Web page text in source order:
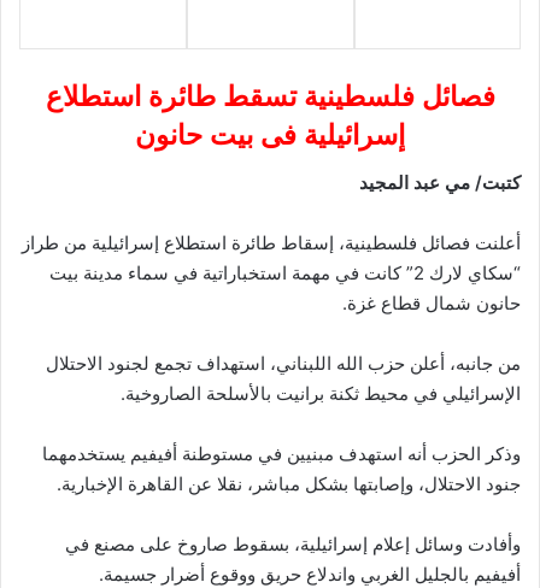
فصائل فلسطينية تسقط طائرة استطلاع
إسرائيلية فى بيت حانون
كتبت/ مي عبد المجيد
أعلنت فصائل فلسطينية، إسقاط طائرة استطلاع إسرائيلية من طراز
“سكاي لارك 2” كانت في مهمة استخباراتية في سماء مدينة بيت
حانون شمال قطاع غزة.
من جانبه، أعلن حزب الله اللبناني، استهداف تجمع لجنود الاحتلال
الإسرائيلي في محيط ثكنة برانيت بالأسلحة الصاروخية.
وذكر الحزب أنه استهدف مبنيين في مستوطنة أفيفيم يستخدمهما
جنود الاحتلال، وإصابتها بشكل مباشر، نقلا عن القاهرة الإخبارية.
وأفادت وسائل إعلام إسرائيلية، بسقوط صاروخ على مصنع في
أفيفيم بالجليل الغربي واندلاع حريق ووقوع أضرار جسيمة.